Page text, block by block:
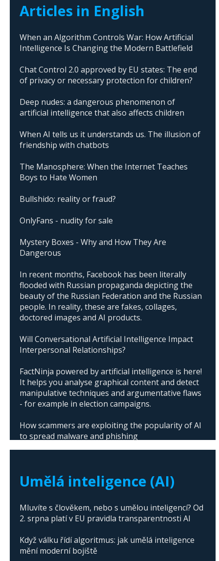
Articles in English
When an Algorithm Controls War: How Artificial
Intelligence Is Changing the Modern Battlefield
Chat Control 2.0 approved by EU states: The end
of privacy or necessary protection for children?
Deep nudes: a dangerous phenomenon of
artificial intelligence that also affects children
When AI tells us it understands us. The illusion of
friendship with chatbots
The Manosphere: When the Internet Teaches
Boys to Hate Women
Bullshido: reality or fraud?
OnlyFans - nudity for sale
Mystery Boxes - Why and How They Are
Dangerous
In recent months, Facebook has been literally
flooded with Russian propaganda depicting the
beauty of the Russian Federation and the Russian
people. In reality, these are fakes, collages,
doctored images and AI products.
Will Conversational Artificial Intelligence Impact
Interpersonal Relationships?
FactNinja powered by artificial intelligence is here!
It helps you analyse graphical content and detect
manipulative techniques and argumentative flaws
- for example in election campaigns.
How scammers are exploiting the popularity of AI
to spread malware and phishing
Umělá inteligence (AI)
Mluvíte s člověkem, nebo s umělou inteligencí? Od
2. srpna platí v EU pravidla transparentnosti AI
Když válku řídí algoritmus: jak umělá inteligence
mění moderní bojiště